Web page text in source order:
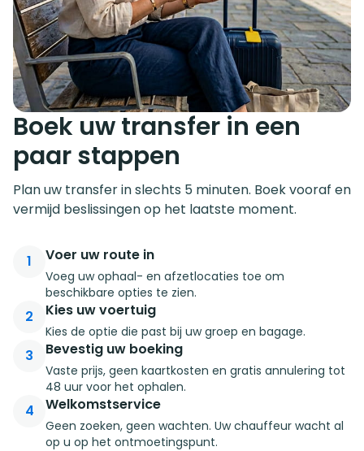
Boek uw transfer in een
paar stappen
Plan uw transfer in slechts 5 minuten. Boek vooraf en
vermijd beslissingen op het laatste moment.
1 Voer uw route in
Voeg uw ophaal- en afzetlocaties toe om
beschikbare opties te zien.
2 Kies uw voertuig
Kies de optie die past bij uw groep en bagage.
3 Bevestig uw boeking
Vaste prijs, geen kaartkosten en gratis annulering tot
48 uur voor het ophalen.
4 Welkomstservice
Geen zoeken, geen wachten. Uw chauffeur wacht al
op u op het ontmoetingspunt.